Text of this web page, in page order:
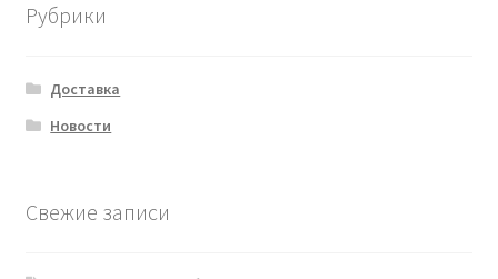
Рубрики
Доставка
Новости
Свежие записи